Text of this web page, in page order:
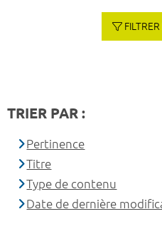
TRIER PAR :
Pertinence
Titre
Type de contenu
Date de dernière